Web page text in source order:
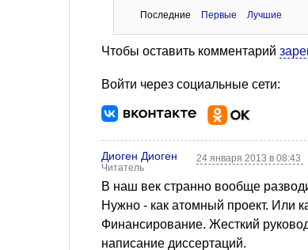
Последние Первые Лучшие
Чтобы оставить комментарий
Войти через социальные сети:
Диоген Диоген
Читатель
24 января 2013 в 08:43
В наш век странно вообще
Нужно - как атомный проект. Или
Финансирование. Жесткий
написание диссертаций.